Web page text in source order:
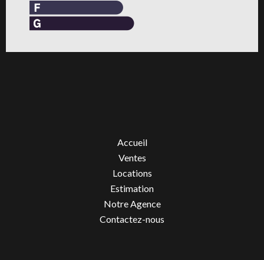
Accueil
Ventes
Locations
Estimation
Notre Agence
Contactez-nous